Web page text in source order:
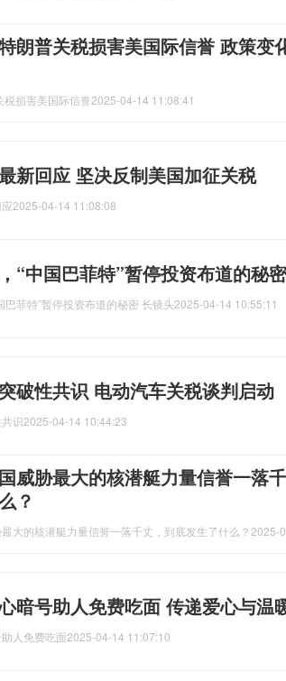
朗普关税损害美国际信誉 政策变
税损害美国际信誉2025-04-14 11:08:41
新回应 坚决反制美国加征关税
2025-04-14 11:08:08
“中国巴菲特”暂停投资布道的秘
巴菲特”暂停投资布道的秘密 长镜头2025-04-14 10:55:11
破性共识 电动汽车关税谈判启动
识2025-04-14 10:44:23
威胁最大的核潜艇力量信誉一落
？
大的核潜艇力量信誉一落千丈，到底发生了什么？ 2025-
暗号助人免费吃面 传递爱心与温
人免费吃面2025-04-14 11:07:10